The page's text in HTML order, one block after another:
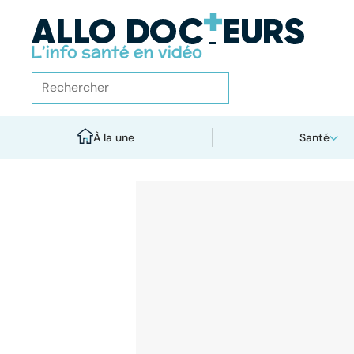
À la une Santé